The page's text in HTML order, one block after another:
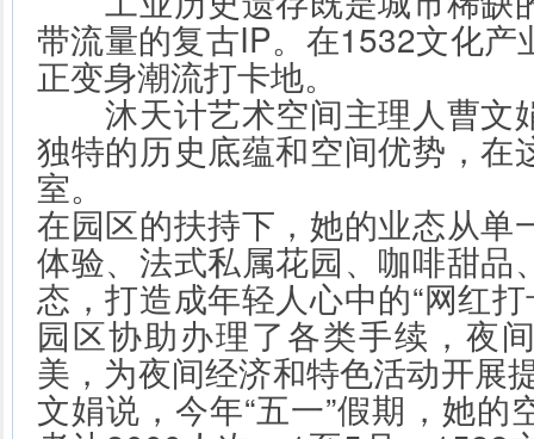
带流量的复古IP。在1532文化产
正变身潮流打卡地。
沐天计艺术空间主理人曹文
独特的历史底蕴和空间优势，在
室。
在园区的扶持下，她的业态从单
体验、法式私属花园、咖啡甜品
态，打造成年轻人心中的“网红
园区协助办理了各类手续，夜
美，为夜间经济和特色活动开展
文娟说，今年“五一”假期，她的